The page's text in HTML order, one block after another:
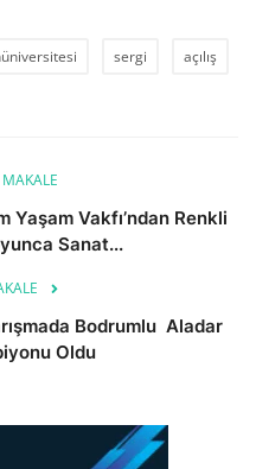
sergi açılış
Yaşam Vakfı’ndan Renkli
Sanat...
Bodrumlu Aladar
Oldu